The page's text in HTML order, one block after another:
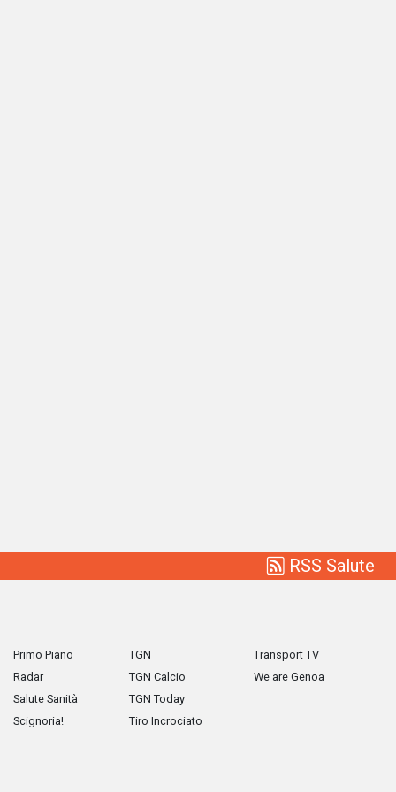
RSS Salute
Primo Piano
Radar
Salute Sanità
Scignoria!
TGN
TGN Calcio
TGN Today
Tiro Incrociato
Transport TV
We are Genoa